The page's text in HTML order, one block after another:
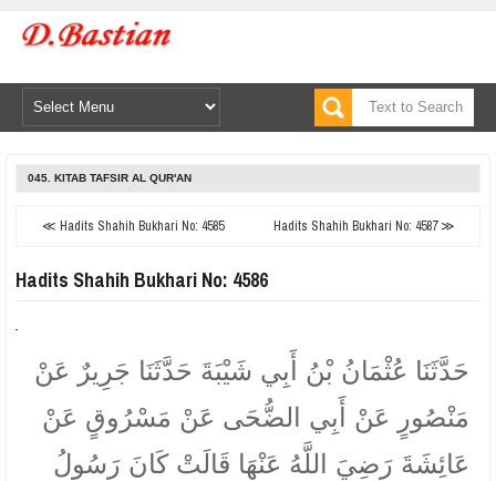
045. KITAB TAFSIR AL QUR'AN
≪ Hadits Shahih Bukhari No: 4585 Hadits Shahih Bukhari No: 4587 ≫
Hadits Shahih Bukhari No: 4586
حَدَّثَنَا عُثْمَانُ بْنُ أَبِي شَيْبَةَ حَدَّثَنَا جَرِيرٌ عَنْ
مَنْصُورٍ عَنْ أَبِي الضُّحَى عَنْ مَسْرُوقٍ عَنْ
عَائِشَةَ رَضِيَ اللَّهُ عَنْهَا قَالَتْ كَانَ رَسُولُ